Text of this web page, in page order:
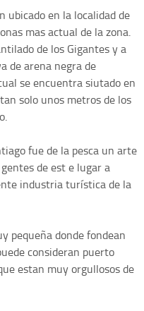
ubicado en la localidad de
mas actual de la zona.
de los Gigantes y a
de arena negra de
se encuentra siutado en
solo unos metros de los
fue de la pesca un arte
de est e lugar a
industria turística de la
pequeña donde fondean
consideran puerto
estan muy orgullosos de